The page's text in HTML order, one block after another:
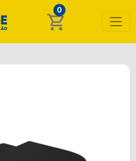
shopping_cart
0